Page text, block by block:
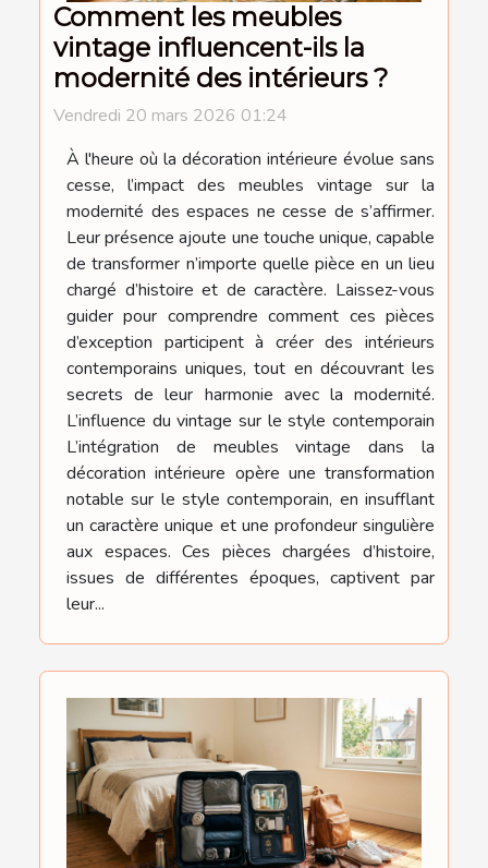
Comment les meubles
vintage influencent-ils la
modernité des intérieurs ?
Vendredi 20 mars 2026 01:24
À l'heure où la décoration intérieure évolue sans
cesse, l’impact des meubles vintage sur la
modernité des espaces ne cesse de s’affirmer.
Leur présence ajoute une touche unique, capable
de transformer n’importe quelle pièce en un lieu
chargé d’histoire et de caractère. Laissez-vous
guider pour comprendre comment ces pièces
d’exception participent à créer des intérieurs
contemporains uniques, tout en découvrant les
secrets de leur harmonie avec la modernité.
L’influence du vintage sur le style contemporain
L’intégration de meubles vintage dans la
décoration intérieure opère une transformation
notable sur le style contemporain, en insufflant
un caractère unique et une profondeur singulière
aux espaces. Ces pièces chargées d’histoire,
issues de différentes époques, captivent par
leur...